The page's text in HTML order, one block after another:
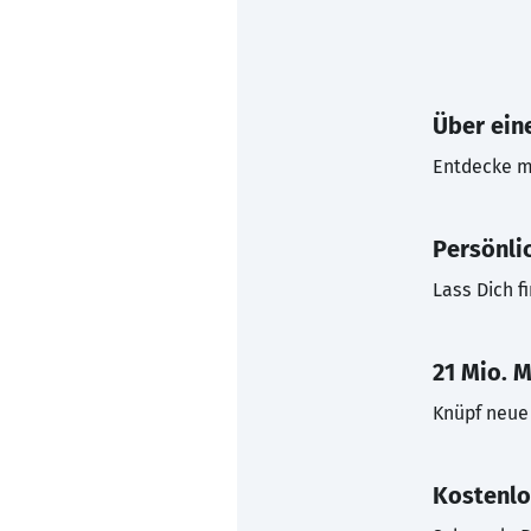
Über
Entdecke
Lass Dich
21 Mio.
Knüpf